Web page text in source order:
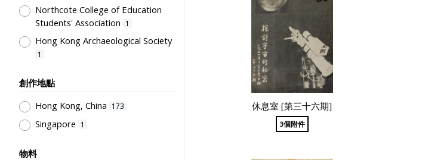
Education Reforms 1
Northcote College of Education
Students' Association
1
Hong Kong Archaeological Society
1
創作地點
Hong Kong, China
173
Singapore 1
物料
休息室 [第三十六期]
3個附件